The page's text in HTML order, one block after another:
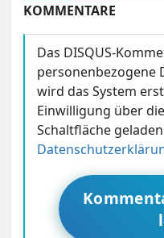
KOMMENTARE
Das DISQUS-
personenbezogene
wird das System
Einwilligung über
Schaltfläche